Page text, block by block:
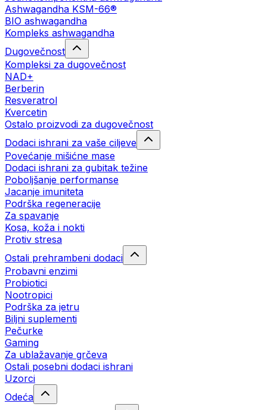
Ashwagandha KSM-66®
BIO ashwagandha
Kompleks ashwagandha
Dugovečnost
Kompleksi za dugovečnost
NAD+
Berberin
Resveratrol
Kvercetin
Ostalo proizvodi za dugovečnost
Dodaci ishrani za vaše ciljeve
Povećanje mišićne mase
Dodaci ishrani za gubitak težine
Poboljšanje performanse
Jacanje imuniteta
Podrška regeneracije
Za spavanje
Kosa, koža i nokti
Protiv stresa
Ostali prehrambeni dodaci
Probavni enzimi
Probiotici
Nootropici
Podrška za jetru
Biljni suplementi
Pečurke
Gaming
Za ublažavanje grčeva
Ostali posebni dodaci ishrani
Uzorci
Odeća